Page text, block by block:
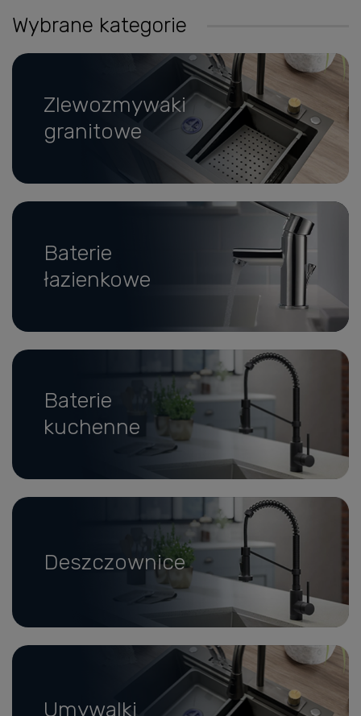
Wybrane kategorie
Zlewozmywaki
granitowe
Baterie
łazienkowe
Baterie
kuchenne
Deszczownice
Umywalki